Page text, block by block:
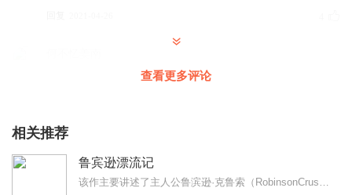
讲的非常好，尤其是对鲁宾逊在在荒岛生活30年的描写。还
A薇薇小盆友
主播读的超赞😍我很喜欢
查看更多评论
相关推荐
鲁宾逊漂流记
该作主要讲述了主人公鲁滨逊·克鲁索（RobinsonCrusoe）出生于一个中产阶级家庭，一生志在遨游四海，一次在去非洲航海的途中遇到风暴，只身漂流到一个无人...